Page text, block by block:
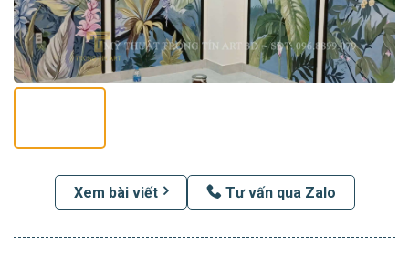
Xem bài viết Tư vấn qua Zalo